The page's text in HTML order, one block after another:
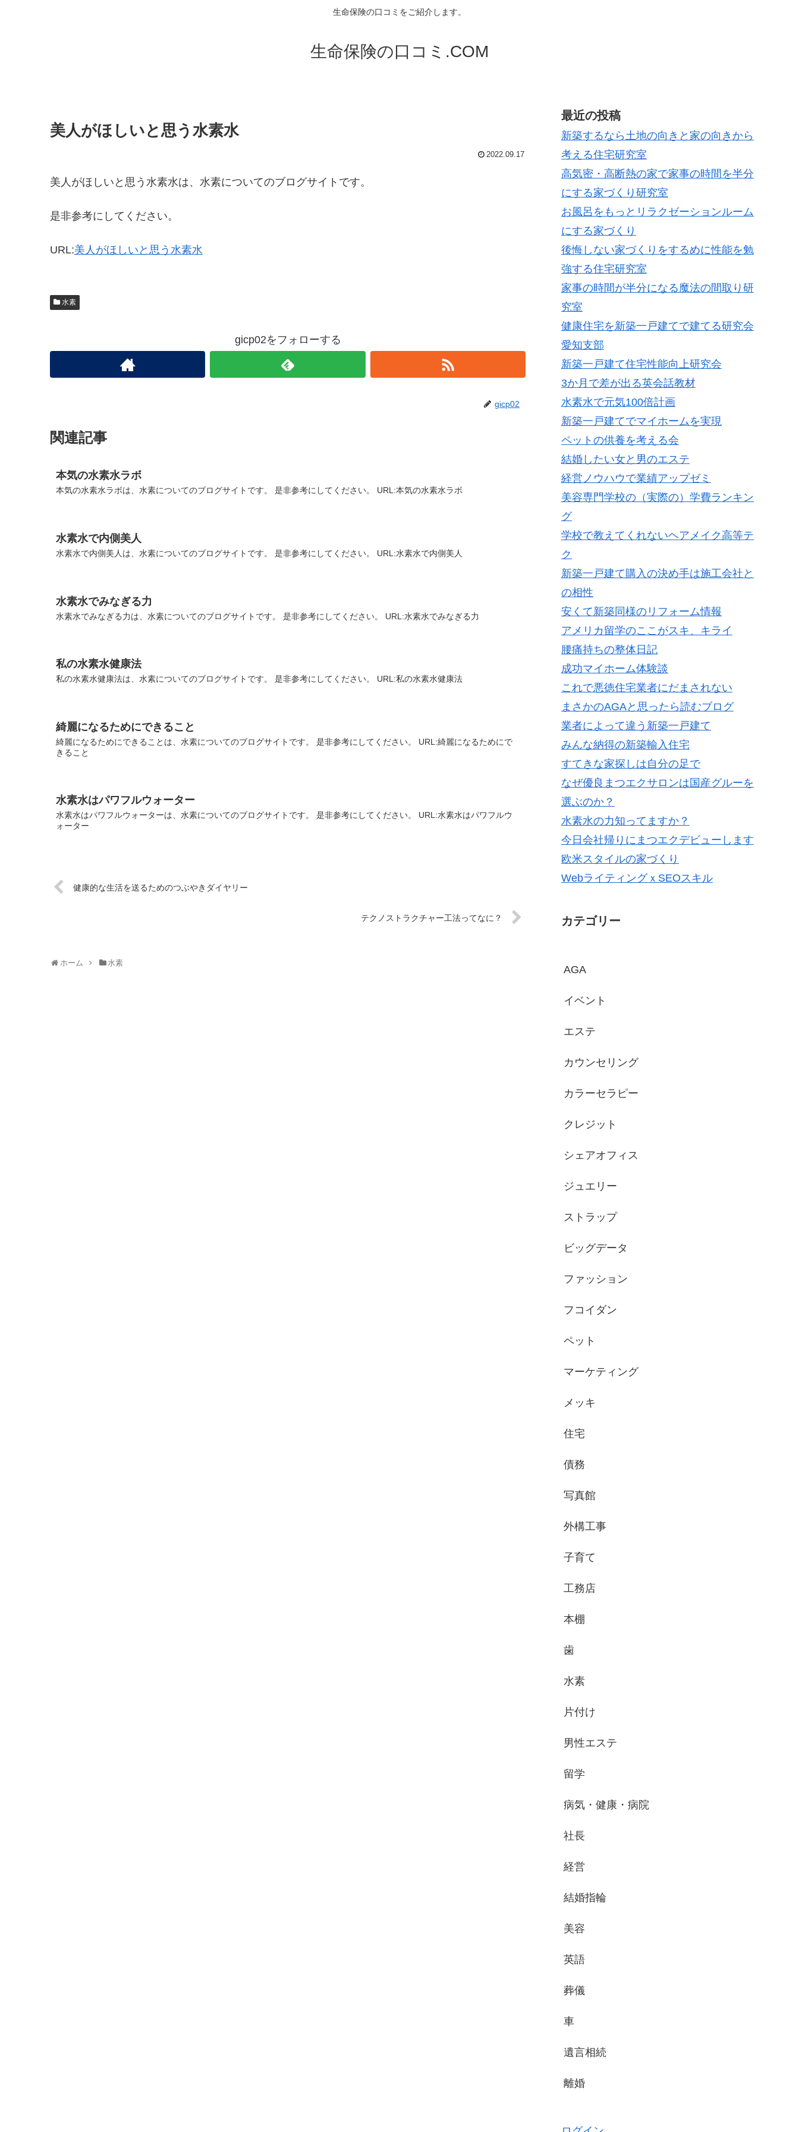
生命保険の口コミをご紹介します。
生命保険の口コミ.COM
美人がほしいと思う水素水
2022.09.17
美人がほしいと思う水素水は、水素についてのブログサイトです。
是非参考にしてください。
URL:美人がほしいと思う水素水
水素
gicp02をフォローする
gicp02
関連記事
本気の水素水ラボ
本気の水素水ラボは、水素についてのブログサイトです。 是非参考にしてください。 URL:本気の水素水ラボ
水素水で内側美人
水素水で内側美人は、水素についてのブログサイトです。 是非参考にしてください。 URL:水素水で内側美人
水素水でみなぎる力
水素水でみなぎる力は、水素についてのブログサイトです。 是非参考にしてください。 URL:水素水でみなぎる力
私の水素水健康法
私の水素水健康法は、水素についてのブログサイトです。 是非参考にしてください。 URL:私の水素水健康法
綺麗になるためにできること
綺麗になるためにできることは、水素についてのブログサイトです。 是非参考にしてください。 URL:綺麗になるためにで
きること
水素水はパワフルウォーター
水素水はパワフルウォーターは、水素についてのブログサイトです。 是非参考にしてください。 URL:水素水はパワフルウ
ォーター
健康的な生活を送るためのつぶやきダイヤリー
テクノストラクチャー工法ってなに？
ホーム 水素
最近の投稿
新築するなら土地の向きと家の向きから
考える住宅研究室
高気密・高断熱の家で家事の時間を半分
にする家づくり研究室
お風呂をもっとリラクゼーションルーム
にする家づくり
後悔しない家づくりをするめに性能を勉
強する住宅研究室
家事の時間が半分になる魔法の間取り研
究室
健康住宅を新築一戸建てで建てる研究会
愛知支部
新築一戸建て住宅性能向上研究会
3か月で差が出る英会話教材
水素水で元気100倍計画
新築一戸建てでマイホームを実現
ペットの供養を考える会
結婚したい女と男のエステ
経営ノウハウで業績アップゼミ
美容専門学校の（実際の）学費ランキン
グ
学校で教えてくれないヘアメイク高等テ
ク
新築一戸建て購入の決め手は施工会社と
の相性
安くて新築同様のリフォーム情報
アメリカ留学のここがスキ、キライ
腰痛持ちの整体日記
成功マイホーム体験談
これで悪徳住宅業者にだまされない
まさかのAGAと思ったら読むブログ
業者によって違う新築一戸建て
みんな納得の新築輸入住宅
すてきな家探しは自分の足で
なぜ優良まつエクサロンは国産グルーを
選ぶのか？
水素水の力知ってますか？
今日会社帰りにまつエクデビューします
欧米スタイルの家づくり
WebライティングｘSEOスキル
カテゴリー
AGA
イベント
エステ
カウンセリング
カラーセラピー
クレジット
シェアオフィス
ジュエリー
ストラップ
ビッグデータ
ファッション
フコイダン
ペット
マーケティング
メッキ
住宅
債務
写真館
外構工事
子育て
工務店
本棚
歯
水素
片付け
男性エステ
留学
病気・健康・病院
社長
経営
結婚指輪
美容
英語
葬儀
車
遺言相続
離婚